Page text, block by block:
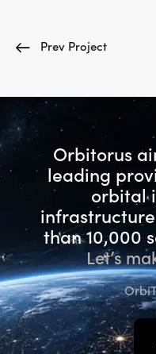
Prev Project
Orbitorus
leading
orbital
infrastructure
than 10,000
Let’s